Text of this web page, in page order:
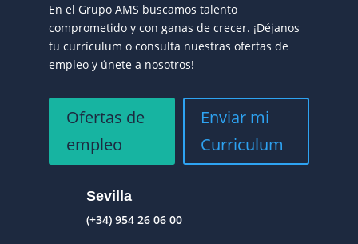
En el Grupo AMS buscamos talento
comprometido y con ganas de crecer. ¡Déjanos
tu currículum o consulta nuestras ofertas de
empleo y únete a nosotros!
Ofertas de
empleo
Enviar mi
Curriculum
Sevilla
(+34) 954 26 06 00